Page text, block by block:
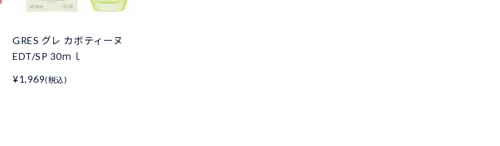
GRES グレ カボティーヌ
EDT/SP 30ｍｌ
¥1,969(税込)